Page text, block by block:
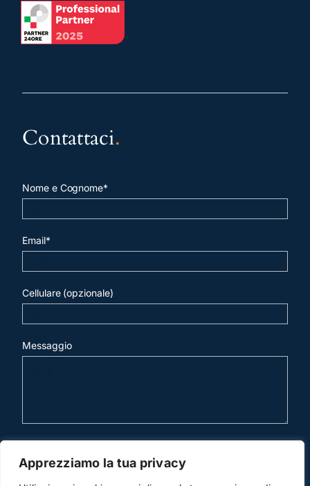
Apprezziamo la tua privacy
Contattaci.
Nome e Cognome*
Email*
Cellulare (opzionale)
Messaggio
invia mail